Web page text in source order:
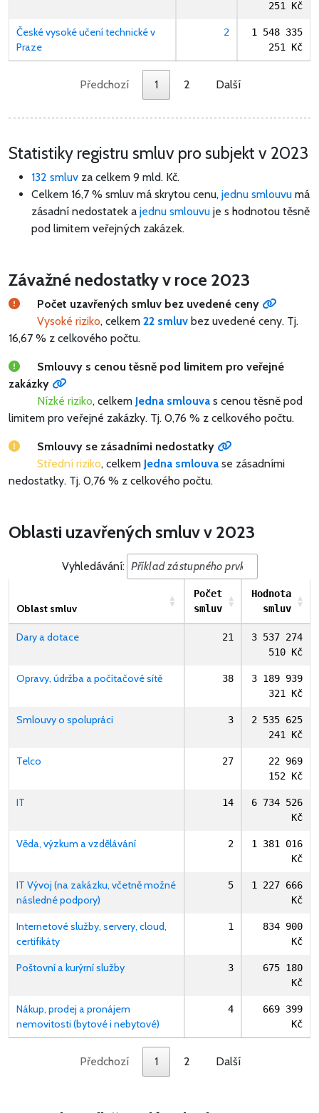
251 Kč
České vysoké učení technické v
Praze
2
1 548 335
251 Kč
Předchozí 1 2 Další
Statistiky registru smluv pro subjekt v 2023
132 smluv za celkem 9 mld. Kč.
Celkem 16,7 % smluv má skrytou cenu, jednu smlouvu má
zásadní nedostatek a jednu smlouvu je s hodnotou těsně
pod limitem veřejných zakázek.
Závažné nedostatky v roce 2023
Počet uzavřených smluv bez uvedené ceny
Vysoké riziko, celkem 22 smluv bez uvedené ceny. Tj.
16,67 % z celkového počtu.
Smlouvy s cenou těsně pod limitem pro veřejné
zakázky
Nízké riziko, celkem Jedna smlouva s cenou těsně pod
limitem pro veřejné zakázky. Tj. 0,76 % z celkového počtu.
Smlouvy se zásadními nedostatky
Střední riziko, celkem Jedna smlouva se zásadními
nedostatky. Tj. 0,76 % z celkového počtu.
Oblasti uzavřených smluv v 2023
Vyhledávání:
Oblast smluv
Počet
smluv
Hodnota
smluv
Dary a dotace 21
3 537 274
510 Kč
Opravy, údržba a počítačové sítě 38
3 189 939
321 Kč
Smlouvy o spolupráci 3
2 535 625
241 Kč
Telco 27
22 969
152 Kč
IT 14
6 734 526
Kč
Věda, výzkum a vzdělávání 2
1 381 016
Kč
IT Vývoj (na zakázku, včetně možné
následné podpory)
5
1 227 666
Kč
Internetové služby, servery, cloud,
certifikáty
1
834 900
Kč
Poštovní a kurýrní služby 3
675 180
Kč
Nákup, prodej a pronájem
nemovitosti (bytové i nebytové)
4
669 399
Kč
Předchozí 1 2 Další